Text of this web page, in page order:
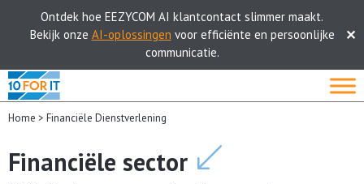
Ontdek hoe EEZYCOM AI klantcontact slimmer maakt.
Bekijk onze AI-oplossingen voor efficiënte en persoonlijke
communicatie.
✕
Skip
to
content
Home > Financiële Dienstverlening
Financiële sector